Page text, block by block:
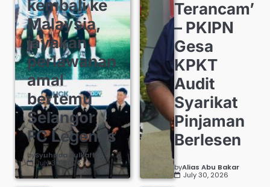
kembali ke
Malaysia,
jayakan
perlawanan
amal
bertemu
Selangor
FC Legends
bySyuhada Zulkafli
July 30, 2026
Terancam’
– PKIPN
Gesa
KPKT
Audit
Syarikat
Pinjaman
Berlesen
byAlias Abu Bakar
July 30, 2026